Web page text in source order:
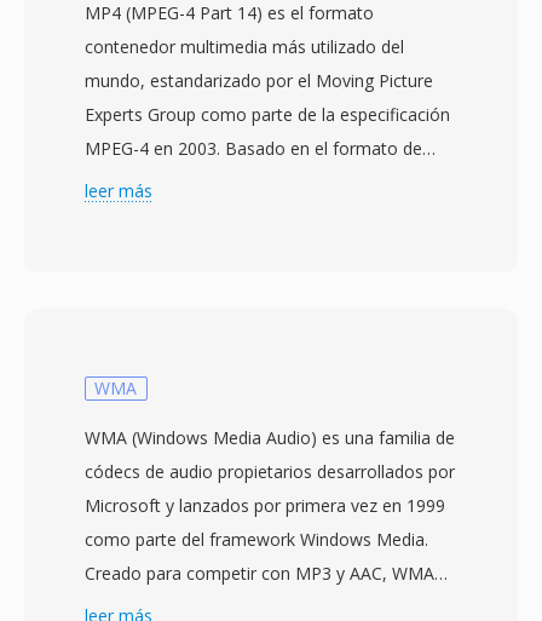
MP4 (MPEG-4 Part 14) es el formato
contenedor multimedia más utilizado del
mundo, estandarizado por el Moving Picture
Experts Group como parte de la especificación
MPEG-4 en 2003. Basado en el formato de
medios base ISO (MPEG-4 Part 12), qué a su
empaqueta vídeo H.264 o H.265 con audio
gama de códecs alternativos incluyendo AV1,
VP9, MPEG-4 Visual, AC-3 y ALAC. El diseño
soporta funciones avanzadas como
indicaciones de streaming para descarga
progresiva y streaming adaptativo, marcadores
leer más
WMA
WMA (Windows Media Audio) es una familia de
códecs de audio propietarios desarrollados por
Microsoft y lanzados por primera vez en 1999
como parte del framework Windows Media.
Creado para competir con MP3 y AAC, WMA
Standard utiliza codificación perceptual para
leer más